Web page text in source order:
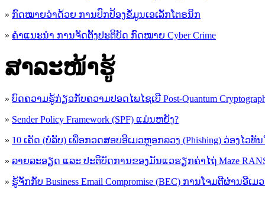
» ກົດໝາຍວ່າດ້ວຍ ການປົກປ້ອງຂໍ້ມູນເອເລັກໂຕຣນິກ
» ຄຳແນະນຳ ການຈັດຕັ້ງປະຕິບັດ ກົດໝາຍ Cyber Crime
ສາລະໜ້າຮູ້
» ບົດຄວາມຮູ້ກ່ຽວກັບຄວາມປອດໄພໄຊເບີ Post-Quantum
» Sender Policy Framework (SPF) ແມ່ນຫຍັງ?
» 10 ເຄັດ (ບໍ່ລັບ) ເພື່ອກວດສອບອີເມວຫຼອກລວງ (Phishing) ວ່ອງໄວທັ
» ລາຍລະອຽດ ແລະ ປະຕິບັດການຂອງມັນແວຮຽກຄ່າໄຖ່ Maze
» ຮູ້​ຈັກກັບ​ Business Email Compromise (BEC) ການ​ໂຈມ​ຕີ​ຜ່ານ​ອີ​ເ